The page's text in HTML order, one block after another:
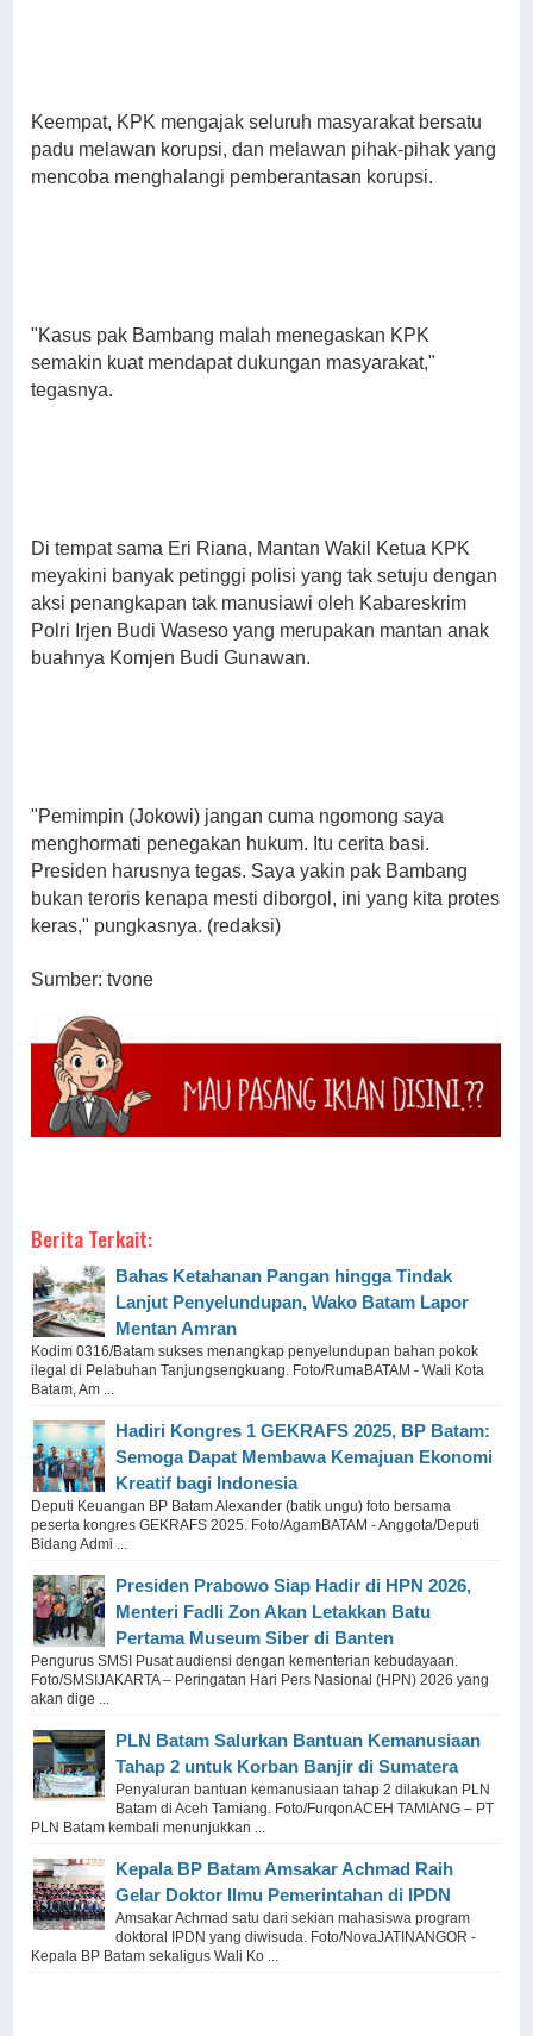
Keempat, KPK mengajak seluruh masyarakat bersatu
padu melawan korupsi, dan melawan pihak-pihak yang
mencoba menghalangi pemberantasan korupsi.
"Kasus pak Bambang malah menegaskan KPK
semakin kuat mendapat dukungan masyarakat,"
tegasnya.
Di tempat sama Eri Riana, Mantan Wakil Ketua KPK
meyakini banyak petinggi polisi yang tak setuju dengan
aksi penangkapan tak manusiawi oleh Kabareskrim
Polri Irjen Budi Waseso yang merupakan mantan anak
buahnya Komjen Budi Gunawan.
"Pemimpin (Jokowi) jangan cuma ngomong saya
menghormati penegakan hukum. Itu cerita basi.
Presiden harusnya tegas. Saya yakin pak Bambang
bukan teroris kenapa mesti diborgol, ini yang kita protes
keras," pungkasnya. (redaksi)
Sumber: tvone
Berita Terkait:
Bahas Ketahanan Pangan hingga Tindak
Lanjut Penyelundupan, Wako Batam Lapor
Mentan Amran
Kodim 0316/Batam sukses menangkap penyelundupan bahan pokok
ilegal di Pelabuhan Tanjungsengkuang. Foto/RumaBATAM - Wali Kota
Batam, Am ...
Hadiri Kongres 1 GEKRAFS 2025, BP Batam:
Semoga Dapat Membawa Kemajuan Ekonomi
Kreatif bagi Indonesia
Deputi Keuangan BP Batam Alexander (batik ungu) foto bersama
peserta kongres GEKRAFS 2025. Foto/AgamBATAM - Anggota/Deputi
Bidang Admi ...
Presiden Prabowo Siap Hadir di HPN 2026,
Menteri Fadli Zon Akan Letakkan Batu
Pertama Museum Siber di Banten
Pengurus SMSI Pusat audiensi dengan kementerian kebudayaan.
Foto/SMSIJAKARTA – Peringatan Hari Pers Nasional (HPN) 2026 yang
akan dige ...
PLN Batam Salurkan Bantuan Kemanusiaan
Tahap 2 untuk Korban Banjir di Sumatera
Penyaluran bantuan kemanusiaan tahap 2 dilakukan PLN
Batam di Aceh Tamiang. Foto/FurqonACEH TAMIANG – PT
PLN Batam kembali menunjukkan ...
Kepala BP Batam Amsakar Achmad Raih
Gelar Doktor Ilmu Pemerintahan di IPDN
Amsakar Achmad satu dari sekian mahasiswa program
doktoral IPDN yang diwisuda. Foto/NovaJATINANGOR -
Kepala BP Batam sekaligus Wali Ko ...